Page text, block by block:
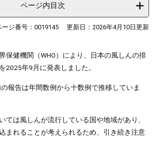
ページ内目次
ージ番号：0019145 更新日：2026年4月10日更新
保健機関（WHO）により、日本の風しんの排
2025年9月に発表しました。
報告は年間数例から十数例で推移していま
ては風しんが流行している国や地域があり、
まれることが考えられるため、引き続き注意